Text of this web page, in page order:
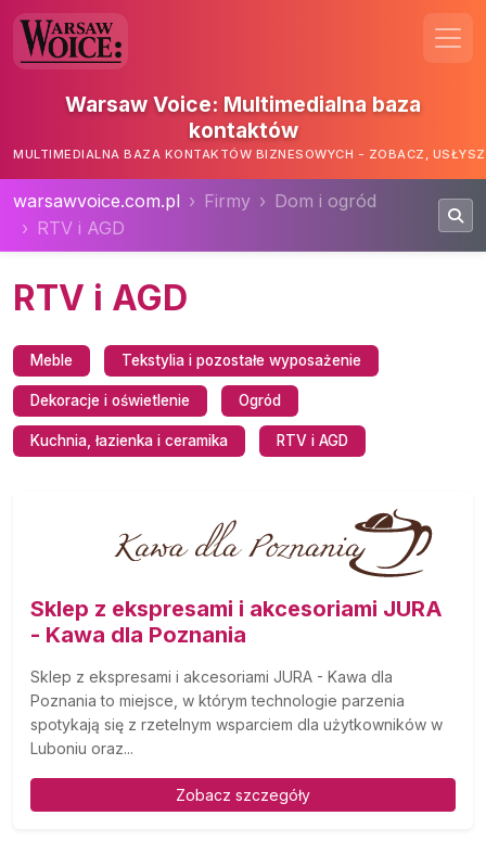
Warsaw Voice: Multimedialna baza
kontaktów
MULTIMEDIALNA BAZA KONTAKTÓW BIZNESOWYCH - ZOBACZ,
warsawvoice.com.pl Firmy
Dom i ogród
RTV i AGD
RTV i AGD
Meble Tekstylia i pozostałe wyposażenie
Dekoracje i oświetlenie Ogród
Kuchnia, łazienka i ceramika RTV i AGD
Sklep z ekspresami i akcesoriami JURA
- Kawa dla Poznania
Sklep z ekspresami i akcesoriami JURA - Kawa dla
Poznania to miejsce, w którym technologie parzenia
spotykają się z rzetelnym wsparciem dla użytkowników w
Luboniu oraz...
Zobacz szczegóły